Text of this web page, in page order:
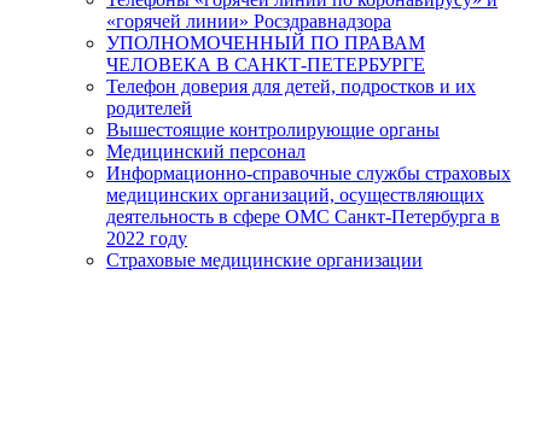
«горячей линии» Росздравнадзора
УПОЛНОМОЧЕННЫЙ ПО ПРАВАМ
ЧЕЛОВЕКА В САНКТ-ПЕТЕРБУРГЕ
Телефон доверия для детей, подростков и их
родителей
Вышестоящие контролирующие органы
Медицинский персонал
Информационно-справочные службы страховых
медицинских организаций, осуществляющих
деятельность в сфере ОМС Санкт-Петербурга в
2022 году
Страховые медицинские организации